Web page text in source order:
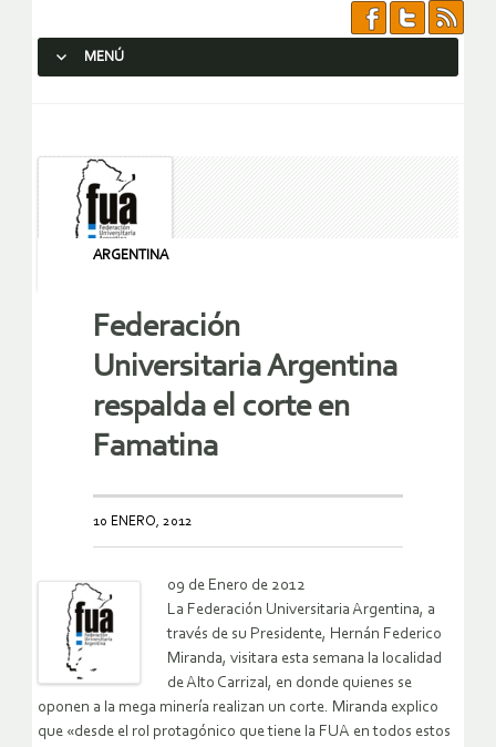
MENÚ
ARGENTINA
Federación
Universitaria Argentina
respalda el corte en
Famatina
10 ENERO, 2012
09 de Enero de 2012
La Federación Universitaria Argentina, a
través de su Presidente, Hernán Federico
Miranda, visitara esta semana la localidad
de Alto Carrizal, en donde quienes se
oponen a la mega minería realizan un corte. Miranda explico
que «desde el rol protagónico que tiene la FUA en todos estos